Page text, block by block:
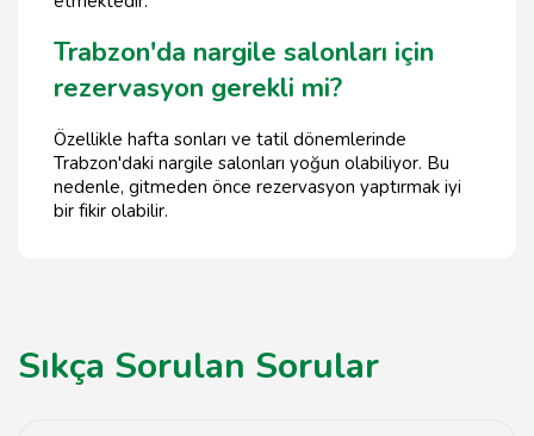
Trabzon'da nargile salonları için
rezervasyon gerekli mi?
Özellikle hafta sonları ve tatil dönemlerinde
Trabzon'daki nargile salonları yoğun olabiliyor. Bu
nedenle, gitmeden önce rezervasyon yaptırmak iyi
bir fikir olabilir.
Sıkça Sorulan Sorular